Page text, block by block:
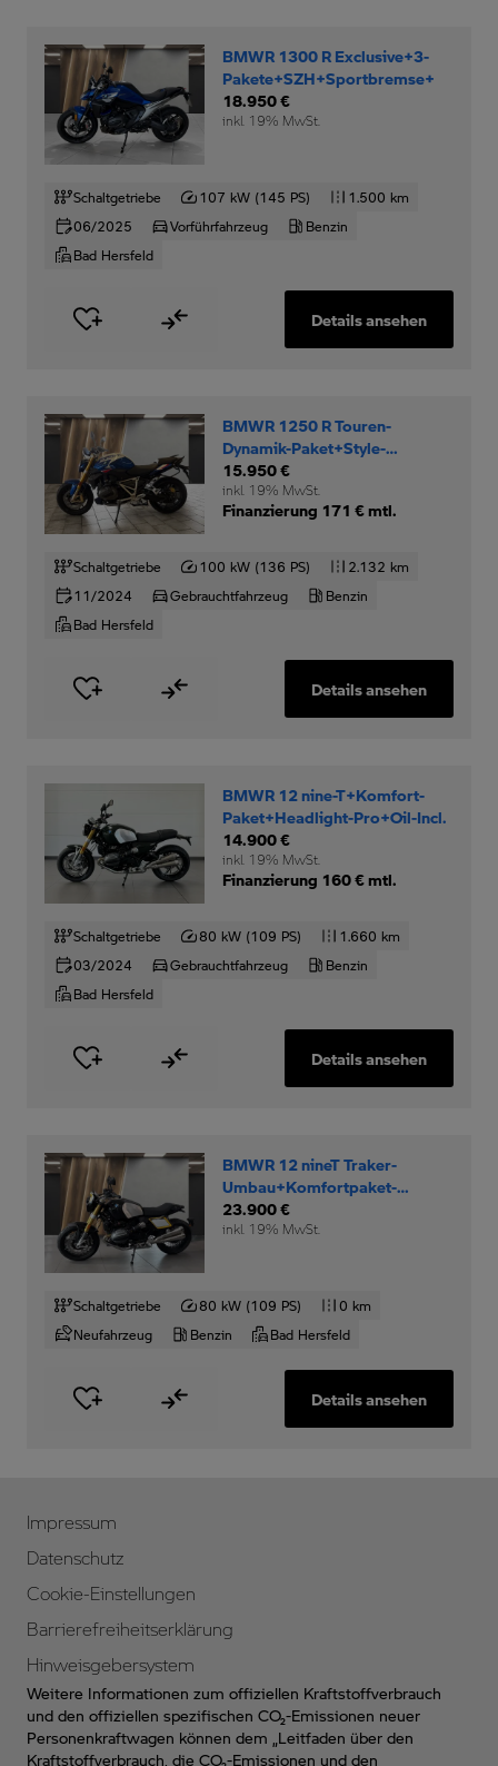
BMWR 1300 R Exclusive+3-
Pakete+SZH+Sportbremse+
18.950 €
inkl. 19% MwSt.
Schaltgetriebe 107 kW (145 PS)
1.500 km
06/2025
Vorführfahrzeug
Benzin
Bad Hersfeld
Details ansehen
BMWR 1250 R Touren-
Dynamik-Paket+Style-
Sport+SZH+
15.950 €
inkl. 19% MwSt.
Finanzierung 171 € mtl.
Schaltgetriebe 100 kW (136 PS)
2.132 km
11/2024
Gebrauchtfahrzeug
Benzin
Bad Hersfeld
Details ansehen
BMWR 12 nine-T+Komfort-
Paket+Headlight-Pro+Oil-Incl.
14.900 €
inkl. 19% MwSt.
Finanzierung 160 € mtl.
Schaltgetriebe 80 kW (109 PS)
1.660 km
03/2024
Gebrauchtfahrzeug
Benzin
Bad Hersfeld
Details ansehen
BMWR 12 nineT Traker-
Umbau+Komfortpaket-
Option-719-Rad+
23.900 €
inkl. 19% MwSt.
Schaltgetriebe 80 kW (109 PS)
0 km
Neufahrzeug
Benzin Bad Hersfeld
Details ansehen
Impressum
Datenschutz
Cookie-Einstellungen
Barrierefreiheitserklärung
Hinweisgebersystem
Weitere Informationen zum offiziellen Kraftstoffverbrauch
und den offiziellen spezifischen CO₂-Emissionen neuer
Personenkraftwagen können dem „Leitfaden über den
Kraftstoffverbrauch, die CO₂-Emissionen und den